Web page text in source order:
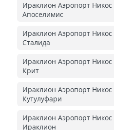
Ираклион Аэропорт
Апоселимис
Ираклион Аэропорт
Сталида
Ираклион Аэропорт
Крит
Ираклион Аэропорт
Кутулуфари
Ираклион Аэропорт Никос
Ираклион